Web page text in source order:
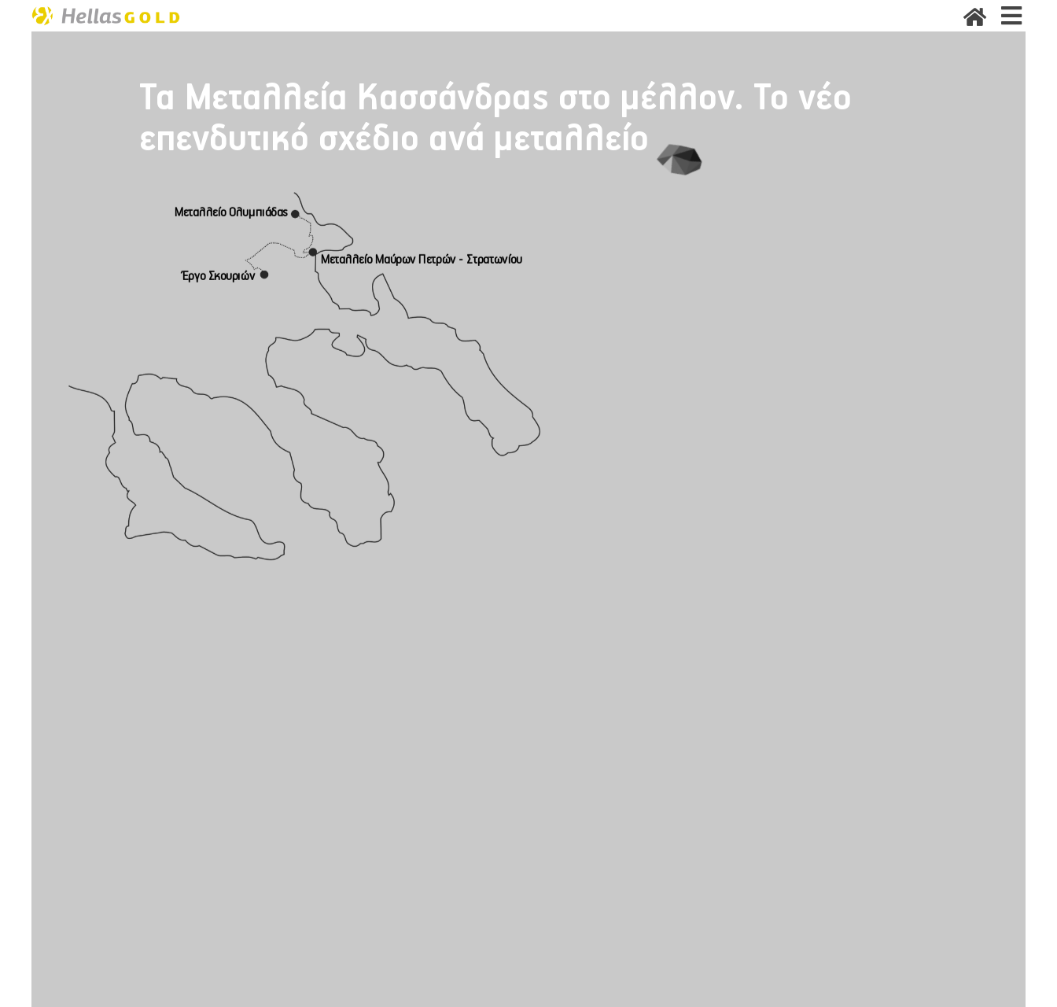
Τα Μεταλλεία Κασσάνδρας στο μέλλον. Το νέο
επενδυτικό σχέδιο ανά μεταλλείο
Έργο Σκουριών
Μεταλλείο Ολυμπιάδας
Μεταλλείο Μαύρων Πετρών - Στρατωνίου